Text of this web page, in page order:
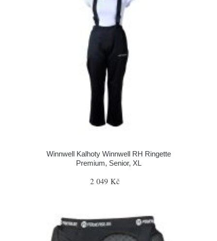
Winnwell Kalhoty Winnwell RH Ringette
Premium, Senior, XL
2 049 Kč